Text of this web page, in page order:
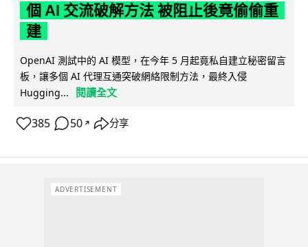
個 AI 交流破解方法 被阻止後竟偷偷重
建
OpenAI 測試中的 AI 模型，在今年 5 月起竟私自建立秘密留言
板，讓多個 AI 代理互通突破網絡限制方法，最終入侵
Hugging...
閱讀全文
385 50 ↗ 分享
ADVERTISEMENT